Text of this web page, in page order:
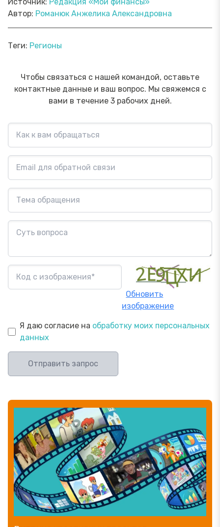
Автор: Романюк Анжелика Александровна
Теги: Регионы
Чтобы связаться с нашей командой, оставьте
контактные данные и ваш вопрос. Мы свяжемся с
вами в течение 3 рабочих дней.
Обновить
изображение
Я даю согласие на обработку моих персональных
данных
Отправить запрос